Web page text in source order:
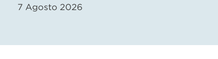
7 Agosto 2026